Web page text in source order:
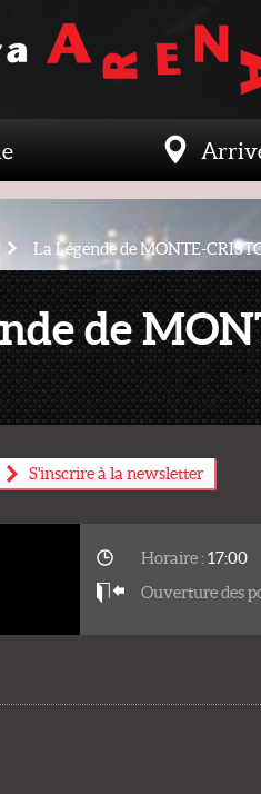
La Légende de MONTE-
de
S'inscrire à la newsletter
Horaire :17:00
Ouverture des